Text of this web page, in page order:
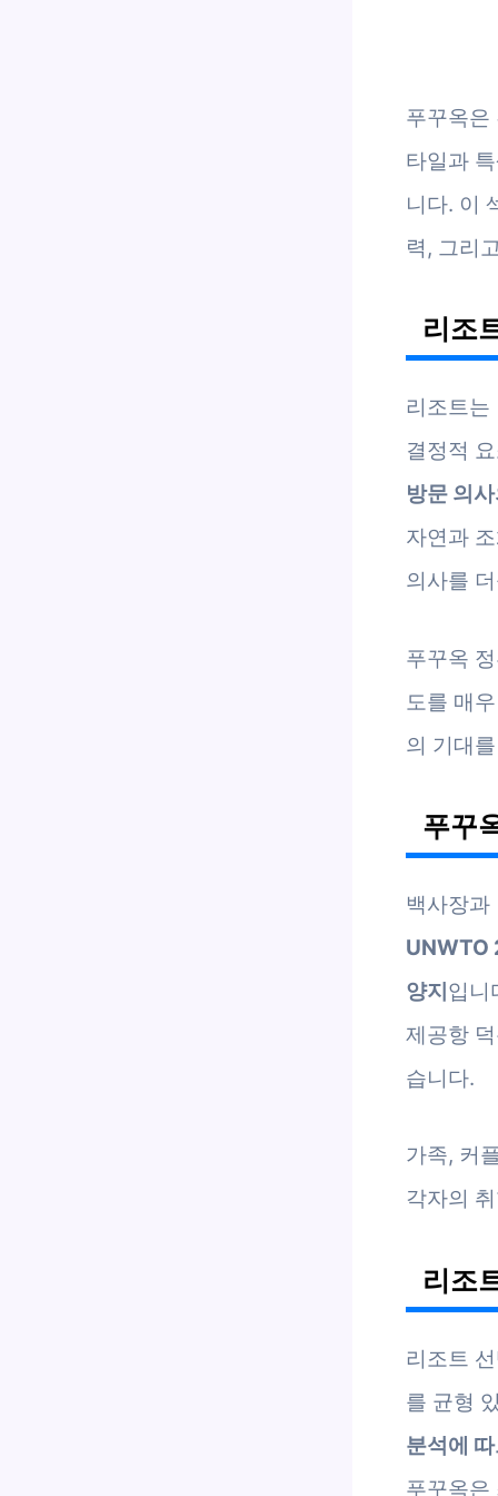
푸꾸옥은
타일과
니다. 이
력, 그리
리조
리조트는
결정적
방문 의
자연과
의사를
푸꾸옥
도를 매
의 기대
푸꾸
백사장과
UNWTO
양지 입니
제공항
습니다.
가족, 커
각자의
리조
리조트
를 균형
분석에
푸꾸옥은